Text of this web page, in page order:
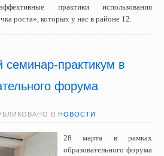
практики использования
роста», которых у нас в районе 12.
семинар-практикум в
форума
В НОВОСТИ
28 марта в рамках
образовательного форума